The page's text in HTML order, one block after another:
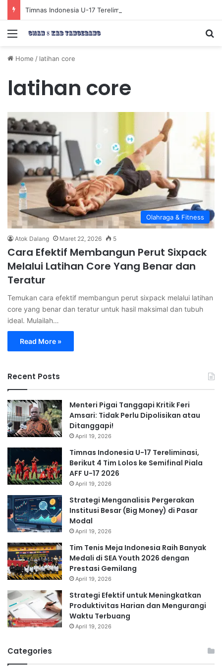
Menu
Home / latihan core
latihan core
Olahraga & Fitness
Atok Dalang Maret 22, 2026 5
Cara Efektif Membangun Perut Sixpack
Melalui Latihan Core Yang Benar dan
Teratur
Temukan cara efektif membangun perut sixpack melalui latihan
core yang benar dan teratur untuk hasil maksimal dan tubuh
ideal. Mulailah…
Read More »
Recent Posts
Menteri Pigai Tanggapi Kritik Feri
Amsari: Tidak Perlu Dipolisikan atau
Ditanggapi!
April 19, 2026
Timnas Indonesia U-17 Tereliminasi,
Berikut 4 Tim Lolos ke Semifinal Piala
AFF U-17 2026
April 19, 2026
Strategi Menganalisis Pergerakan
Institusi Besar (Big Money) di Pasar
Modal
April 19, 2026
Tim Tenis Meja Indonesia Raih Banyak
Medali di SEA Youth 2026 dengan
Prestasi Gemilang
April 19, 2026
Strategi Efektif untuk Meningkatkan
Produktivitas Harian dan Mengurangi
Waktu Terbuang
April 19, 2026
Categories